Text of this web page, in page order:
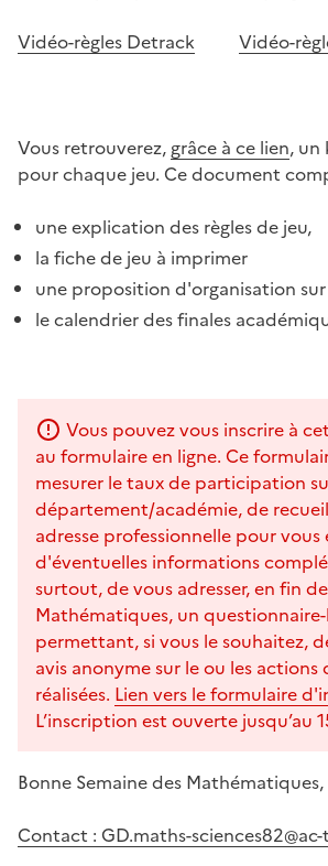
Vidéo-règles Detrack
Vidéo-
Vous retrouverez, grâce à ce lien, un
pour chaque jeu. Ce document
une explication des règles de jeu,
la fiche de jeu à imprimer
une proposition d'organisation sur
le calendrier des finales
Vous pouvez vous inscrire à
au formulaire en ligne. Ce
mesurer le taux de participation
département/académie, de
adresse professionnelle pour vous
d'éventuelles informations
surtout, de vous adresser, en fin
Mathématiques, un
permettant, si vous le souhaitez,
avis anonyme sur le ou les actions
réalisées. Lien vers le formulaire
L’inscription est ouverte jusqu’au
Bonne Semaine des Mathématiques,
Contact : GD.maths-